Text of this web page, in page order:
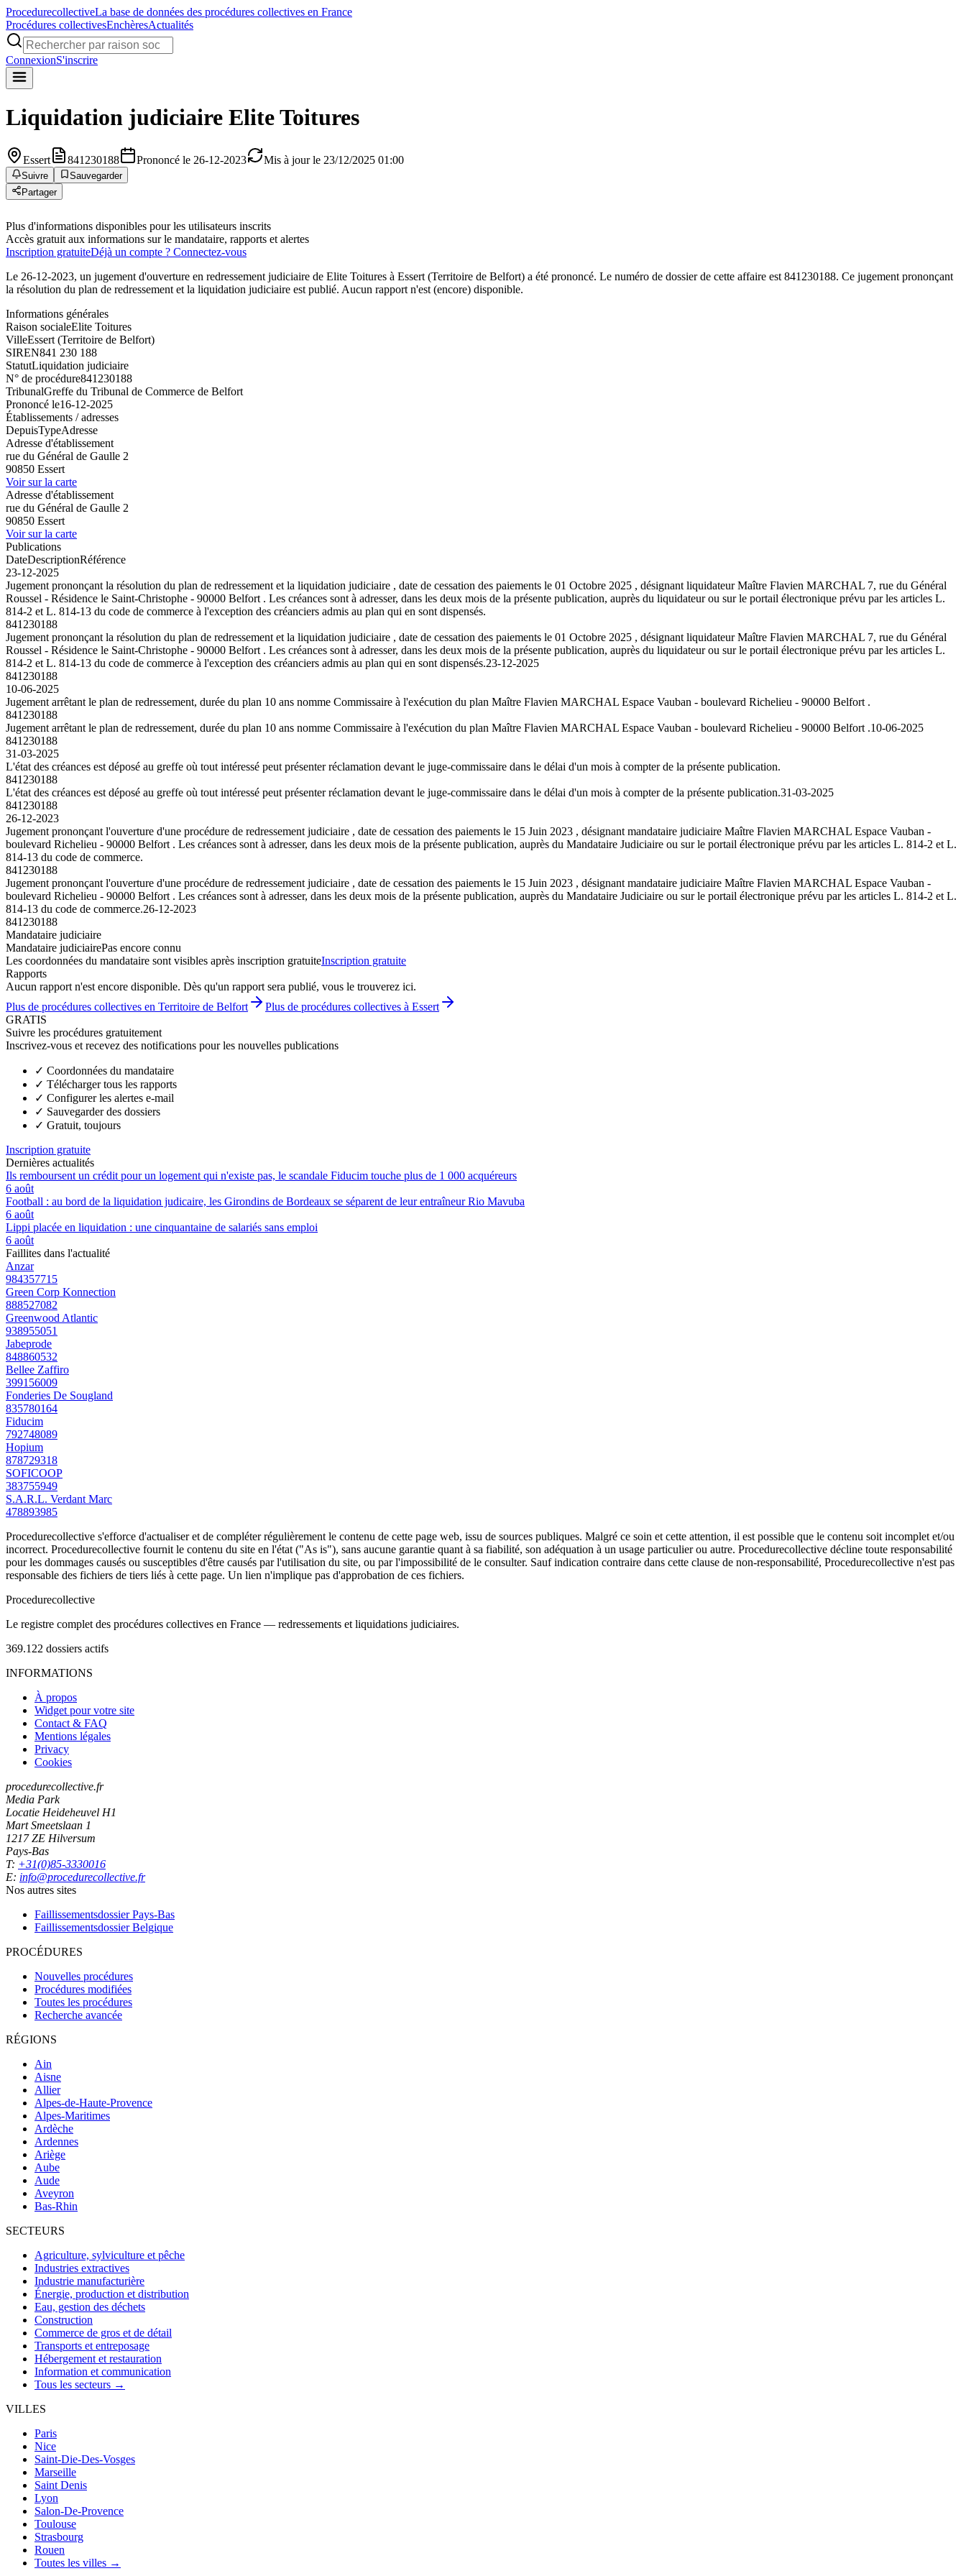
ProcedurecollectiveLa base de données des procédures collectives en France
Procédures collectivesEnchèresActualités
ConnexionS'inscrire
Liquidation judiciaire Elite Toitures
Essert 841230188 Prononcé le 26-12-2023 Mis à jour le 23/12/2025 01:00
Suivre
Sauvegarder
Partager
Plus d'informations disponibles pour les utilisateurs inscrits
Accès gratuit aux informations sur le mandataire, rapports et alertes
Inscription gratuiteDéjà un compte ? Connectez-vous
Le 26-12-2023, un jugement d'ouverture en redressement judiciaire de Elite Toitures à Essert (Territoire de Belfort) a été prononcé. Le numéro de dossier de cette affaire est 841230188. Ce jugement prononçant
la résolution du plan de redressement et la liquidation judiciaire est publié. Aucun rapport n'est (encore) disponible.
Informations générales
Raison socialeElite Toitures
VilleEssert (Territoire de Belfort)
SIREN841 230 188
StatutLiquidation judiciaire
N° de procédure841230188
TribunalGreffe du Tribunal de Commerce de Belfort
Prononcé le16-12-2025
Établissements / adresses
DepuisTypeAdresse
Adresse d'établissement
rue du Général de Gaulle 2
90850 Essert
Voir sur la carte
Adresse d'établissement
rue du Général de Gaulle 2
90850 Essert
Voir sur la carte
Publications
DateDescriptionRéférence
23-12-2025
Jugement prononçant la résolution du plan de redressement et la liquidation judiciaire , date de cessation des paiements le 01 Octobre 2025 , désignant liquidateur Maître Flavien MARCHAL 7, rue du Général
Roussel - Résidence le Saint-Christophe - 90000 Belfort . Les créances sont à adresser, dans les deux mois de la présente publication, auprès du liquidateur ou sur le portail électronique prévu par les articles L.
814-2 et L. 814-13 du code de commerce à l'exception des créanciers admis au plan qui en sont dispensés.
841230188
Jugement prononçant la résolution du plan de redressement et la liquidation judiciaire , date de cessation des paiements le 01 Octobre 2025 , désignant liquidateur Maître Flavien MARCHAL 7, rue du Général
Roussel - Résidence le Saint-Christophe - 90000 Belfort . Les créances sont à adresser, dans les deux mois de la présente publication, auprès du liquidateur ou sur le portail électronique prévu par les articles L.
814-2 et L. 814-13 du code de commerce à l'exception des créanciers admis au plan qui en sont dispensés.23-12-2025
841230188
10-06-2025
Jugement arrêtant le plan de redressement, durée du plan 10 ans nomme Commissaire à l'exécution du plan Maître Flavien MARCHAL Espace Vauban - boulevard Richelieu - 90000 Belfort .
841230188
Jugement arrêtant le plan de redressement, durée du plan 10 ans nomme Commissaire à l'exécution du plan Maître Flavien MARCHAL Espace Vauban - boulevard Richelieu - 90000 Belfort .10-06-2025
841230188
31-03-2025
L'état des créances est déposé au greffe où tout intéressé peut présenter réclamation devant le juge-commissaire dans le délai d'un mois à compter de la présente publication.
841230188
L'état des créances est déposé au greffe où tout intéressé peut présenter réclamation devant le juge-commissaire dans le délai d'un mois à compter de la présente publication.31-03-2025
841230188
26-12-2023
Jugement prononçant l'ouverture d'une procédure de redressement judiciaire , date de cessation des paiements le 15 Juin 2023 , désignant mandataire judiciaire Maître Flavien MARCHAL Espace Vauban -
boulevard Richelieu - 90000 Belfort . Les créances sont à adresser, dans les deux mois de la présente publication, auprès du Mandataire Judiciaire ou sur le portail électronique prévu par les articles L. 814-2 et L.
814-13 du code de commerce.
841230188
Jugement prononçant l'ouverture d'une procédure de redressement judiciaire , date de cessation des paiements le 15 Juin 2023 , désignant mandataire judiciaire Maître Flavien MARCHAL Espace Vauban -
boulevard Richelieu - 90000 Belfort . Les créances sont à adresser, dans les deux mois de la présente publication, auprès du Mandataire Judiciaire ou sur le portail électronique prévu par les articles L. 814-2 et L.
814-13 du code de commerce.26-12-2023
841230188
Mandataire judiciaire
Mandataire judiciairePas encore connu
Les coordonnées du mandataire sont visibles après inscription gratuiteInscription gratuite
Rapports
Aucun rapport n'est encore disponible. Dès qu'un rapport sera publié, vous le trouverez ici.
Plus de procédures collectives en Territoire de Belfort
Plus de procédures collectives à Essert
GRATIS
Suivre les procédures gratuitement
Inscrivez-vous et recevez des notifications pour les nouvelles publications
✓ Coordonnées du mandataire
✓ Télécharger tous les rapports
✓ Configurer les alertes e-mail
✓ Sauvegarder des dossiers
✓ Gratuit, toujours
Inscription gratuite
Dernières actualités
Ils remboursent un crédit pour un logement qui n'existe pas, le scandale Fiducim touche plus de 1 000 acquéreurs
6 août
Football : au bord de la liquidation judicaire, les Girondins de Bordeaux se séparent de leur entraîneur Rio Mavuba
6 août
Lippi placée en liquidation : une cinquantaine de salariés sans emploi
6 août
Faillites dans l'actualité
Anzar
984357715
Green Corp Konnection
888527082
Greenwood Atlantic
938955051
Jabeprode
848860532
Bellee Zaffiro
399156009
Fonderies De Sougland
835780164
Fiducim
792748089
Hopium
878729318
SOFICOOP
383755949
S.A.R.L. Verdant Marc
478893985
Procedurecollective s'efforce d'actualiser et de compléter régulièrement le contenu de cette page web, issu de sources publiques. Malgré ce soin et cette attention, il est possible que le contenu soit incomplet et/ou
incorrect. Procedurecollective fournit le contenu du site en l'état ("As is"), sans aucune garantie quant à sa fiabilité, son adéquation à un usage particulier ou autre. Procedurecollective décline toute responsabilité
pour les dommages causés ou susceptibles d'être causés par l'utilisation du site, ou par l'impossibilité de le consulter. Sauf indication contraire dans cette clause de non-responsabilité, Procedurecollective n'est pas
responsable des fichiers de tiers liés à cette page. Un lien n'implique pas d'approbation de ces fichiers.
Procedurecollective
Le registre complet des procédures collectives en France — redressements et liquidations judiciaires.
369.122 dossiers actifs
INFORMATIONS
À propos
Widget pour votre site
Contact & FAQ
Mentions légales
Privacy
Cookies
procedurecollective.fr
Media Park
Locatie Heideheuvel H1
Mart Smeetslaan 1
1217 ZE Hilversum
Pays-Bas
T: +31(0)85-3330016
E: info@procedurecollective.fr
Nos autres sites
Faillissementsdossier Pays-Bas
Faillissementsdossier Belgique
PROCÉDURES
Nouvelles procédures
Procédures modifiées
Toutes les procédures
Recherche avancée
RÉGIONS
Ain
Aisne
Allier
Alpes-de-Haute-Provence
Alpes-Maritimes
Ardèche
Ardennes
Ariège
Aube
Aude
Aveyron
Bas-Rhin
SECTEURS
Agriculture, sylviculture et pêche
Industries extractives
Industrie manufacturière
Énergie, production et distribution
Eau, gestion des déchets
Construction
Commerce de gros et de détail
Transports et entreposage
Hébergement et restauration
Information et communication
Tous les secteurs →
VILLES
Paris
Nice
Saint-Die-Des-Vosges
Marseille
Saint Denis
Lyon
Salon-De-Provence
Toulouse
Strasbourg
Rouen
Toutes les villes →